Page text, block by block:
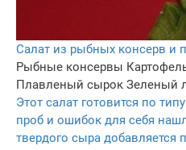
Салат из рыбных консерв и
Рыбные консервы
Плавленый сырок Зеленый
Этот салат готовится по
проб и ошибок для себя
твердого сыра